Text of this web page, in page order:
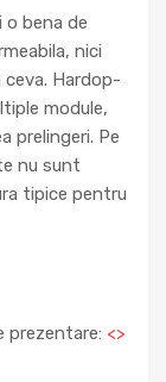
o bena de
nici
Hardop-
module,
prelingeri. Pe
nu sunt
tipice pentru
prezentare: <>